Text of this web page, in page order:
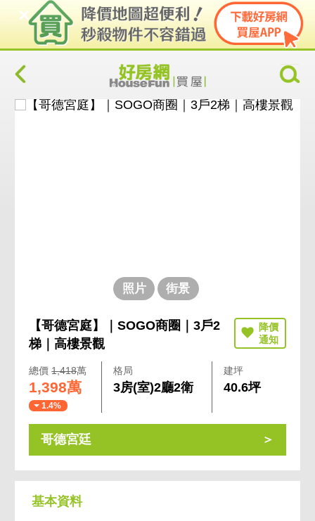
照片 街景
【哥德宮庭】｜SOGO商圈｜3戶2
梯｜高樓景觀
總價1,418萬
1,398萬
1.4%
格局
3房(室)2廳2衛
建坪
40.6坪
哥德宮廷
基本資料